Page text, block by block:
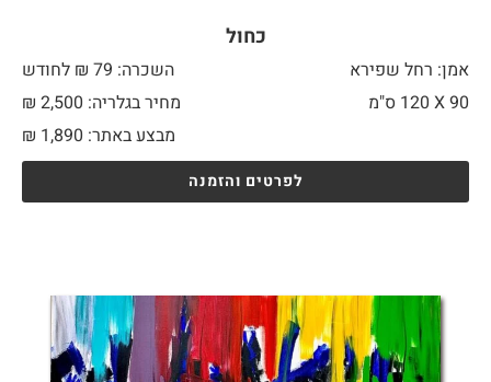
כחול
אמן: רחל שפירא
השכרה: 79 ₪ לחודש
90 X
מחיר בגלריה: 2,500 ₪
מבצע באתר:
₪ 1,890
לפרטים והזמנה